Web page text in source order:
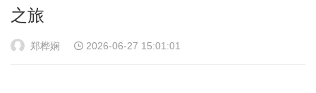
之旅
郑桦娴 2026-06-27 15:01:01